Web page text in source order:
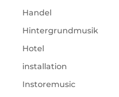
Handel
Hintergrundmusik
Hotel
installation
Instoremusic